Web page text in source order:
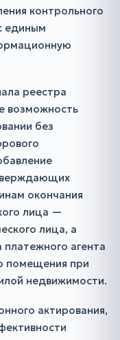
контрольного
единым
реестра
возможность
без
окончания
лица —
лица, а
платежного агента
помещения при
недвижимости.
актирования,